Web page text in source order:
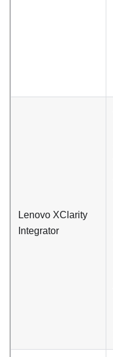
Lenovo XClarity
Integrator